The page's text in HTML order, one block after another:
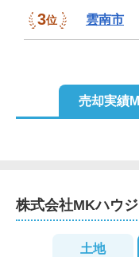
3位 雲南市
売却実績
株式会社MKハウ
土地